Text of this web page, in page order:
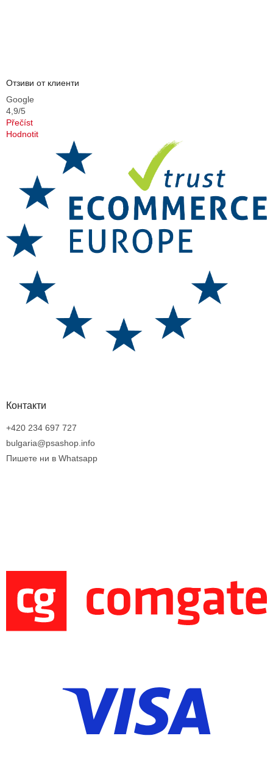
Отзиви от клиенти
Google
4,9/5
Přečíst
Hodnotit
Контакти
+420 234 697 727
bulgaria@psashop.info
Пишете ни в Whatsapp